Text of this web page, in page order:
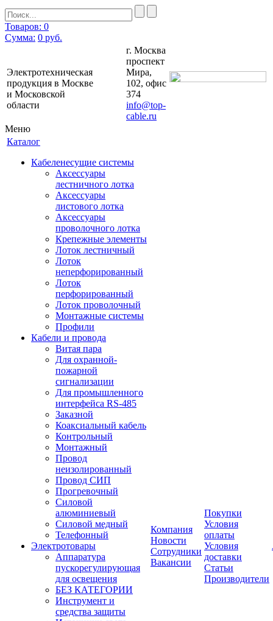
Товаров: 0
Сумма: 0 руб.
Электротехническая
продукция в Москве
и Московской
области
г. Москва
проспект
Мира,
102, офис
374
info@top-
cable.ru
Меню
Каталог
Кабеленесущие системы
Аксессуары
лестничного лотка
Аксессуары
листового лотка
Аксессуары
проволочного лотка
Крепежные элементы
Лоток лестничный
Лоток
неперфорированный
Лоток
перфорированный
Лоток проволочный
Монтажные системы
Профили
Кабели и провода
Витая пара
Для охранной-
пожарной
сигнализации
Для промышленного
интерфейса RS-485
Заказной
Коаксиальный кабель
Контрольный
Монтажный
Провод
неизолированный
Провод СИП
Прогревочный
Силовой
алюминиевый
Силовой медный
Телефонный
Электротовары
Аппаратура
пускорегулирующая
для освещения
БЕЗ КАТЕГОРИИ
Инструмент и
средства защиты
Компания
Новости
Сотрудники
Вакансии
Покупки
Условия
оплаты
Условия
доставки
Статьи
Производители